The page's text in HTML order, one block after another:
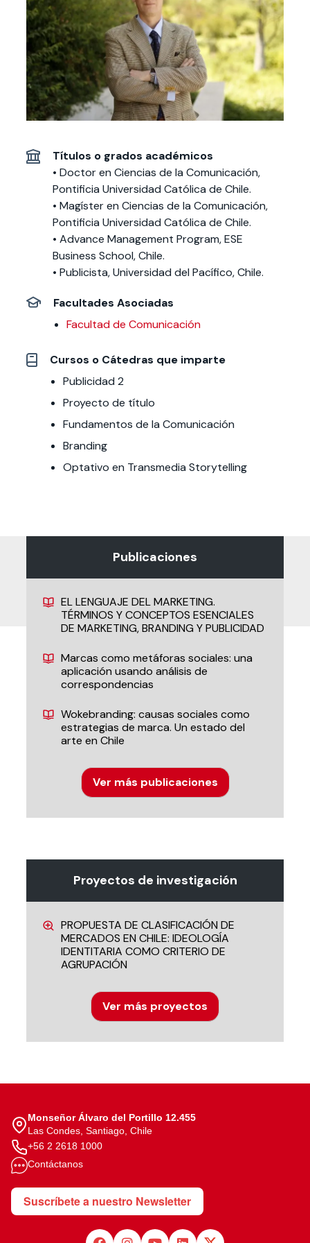
cursos
Especialidades y
estadías
Te puede
interesar:
International
students
Facultades
interesar:
2025
vinculación con la
sociedad
Extensión Cultural
Te puede interesar: Filantropía y Donaciones
intercambio
Servicios y apoyos
Te puede
interesar:
Explora el campus
Uandes
Noticias
estudiantiles
Títulos o grados académicos
• Doctor en Ciencias de la Comunicación,
Pontificia Universidad Católica de Chile.
• Magíster en Ciencias de la Comunicación,
Pontificia Universidad Católica de Chile.
• Advance Management Program, ESE
Business School, Chile.
• Publicista, Universidad del Pacífico, Chile.
Facultades Asociadas
Facultad de Comunicación
Cursos o Cátedras que imparte
Publicidad 2
Proyecto de título
Fundamentos de la Comunicación
Branding
Optativo en Transmedia Storytelling
Publicaciones
EL LENGUAJE DEL MARKETING.
TÉRMINOS Y CONCEPTOS ESENCIALES
DE MARKETING, BRANDING Y PUBLICIDAD
Marcas como metáforas sociales: una
aplicación usando análisis de
correspondencias
Wokebranding: causas sociales como
estrategias de marca. Un estado del
arte en Chile
Ver más publicaciones
Proyectos de investigación
PROPUESTA DE CLASIFICACIÓN DE
MERCADOS EN CHILE: IDEOLOGÍA
IDENTITARIA COMO CRITERIO DE
AGRUPACIÓN
Ver más proyectos
Monseñor Álvaro del Portillo 12.455
Las Condes, Santiago, Chile
+56 2 2618 1000
Contáctanos
Suscríbete a nuestro Newsletter